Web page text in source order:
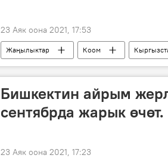
23 Аяк оона 2021, 17:53
Жаңылыктар Коом
Бишкектин айрым
сентябрда жарык
23 Аяк оона 2021, 17:23